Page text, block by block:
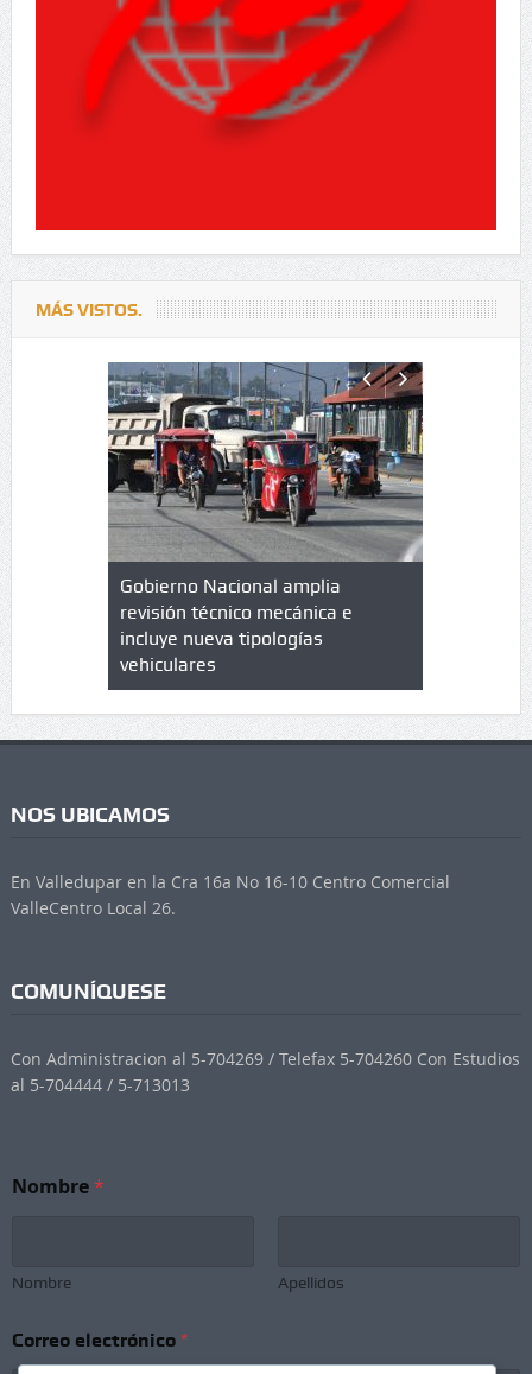
MÁS VISTOS.
Gobierno Nacional amplia
revisión técnico mecánica e
incluye nueva tipologías
vehiculares
NOS UBICAMOS
En Valledupar en la Cra 16a No 16-10 Centro Comercial
ValleCentro Local 26.
COMUNÍQUESE
Con Administracion al 5-704269 / Telefax 5-704260 Con Estudios
al 5-704444 / 5-713013
o
e
u
Nombre*
Nombre Apellidos
Correo electrónico *